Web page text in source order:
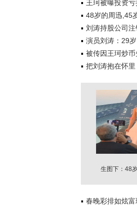
王珂被曝投资
48岁的周迅,45
刘涛持股公司
演员刘涛：29
被传因王珂炒
把刘涛抱在怀
生图下：48
春晚彩排如炫